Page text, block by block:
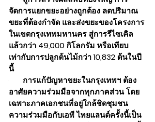
จัดการแยกขยะอย่างถูกต้อง ลดปริมาณ
ขยะที่ต้องกำจัด และส่งขยะของโครงการ
ในเขตกรุงเทพมหานคร สู่การรีไซเคิล
แล้วกว่า 49,000 กิโลกรัม หรือเทียบ
เท่ากับการปลูกต้นไม้กว่า 10,832 ต้นในปี
นี้
· การแก้ปัญหาขยะในกรุงเทพฯ ต้อง
อาศัยความร่วมมือจากทุกภาคส่วน โดย
เฉพาะภาคเอกชนที่อยู่ใกล้ชิดชุมชน
ความร่วมมือกับเอพี ไทยแลนด์ครั้งนี้เป็น